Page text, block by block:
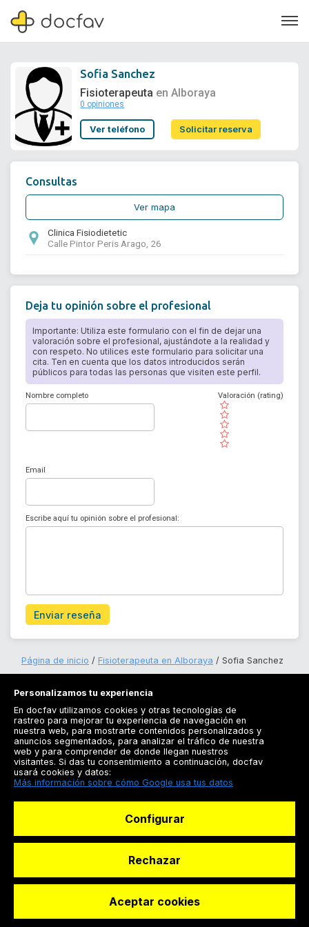
Soporte
Sofia Sanchez
Fisioterapeuta en Alboraya
0 opiniones
Ver teléfono Solicitar reserva
Solicitar reserva
Consultas
Ver mapa
Clinica Fisiodietetic
Calle Pintor Peris Arago, 26
Deja tu opinión sobre el profesional
Importante: Utiliza este formulario con el fin de dejar una
valoración sobre el profesional, ajustándote a la realidad y
con respeto. No utilices este formulario para solicitar una
cita. Ten en cuenta que los datos introducidos serán
públicos para todas las personas que visiten este perfil.
Nombre completo
( )
( )
( )
( )
( )
Valoración (rating)
Email
Escribe aquí tu opinión sobre el profesional:
Enviar reseña
Página de inicio Fisioterapeuta en Alboraya Sofia Sanchez
Registrarse
Docfav
© Dashboard Technologies S.L
Personalizamos tu experiencia
En docfav utilizamos cookies y otras tecnologías de
rastreo para mejorar tu experiencia de navegación en
nuestra web, para mostrarte contenidos personalizados y
anuncios segmentados, para analizar el tráfico de nuestra
web y para comprender de donde llegan nuestros
visitantes. Si das tu consentimiento a continuación, docfav
usará cookies y datos:
Más información sobre cómo Google usa tus datos
Configurar
Rechazar
Aceptar cookies